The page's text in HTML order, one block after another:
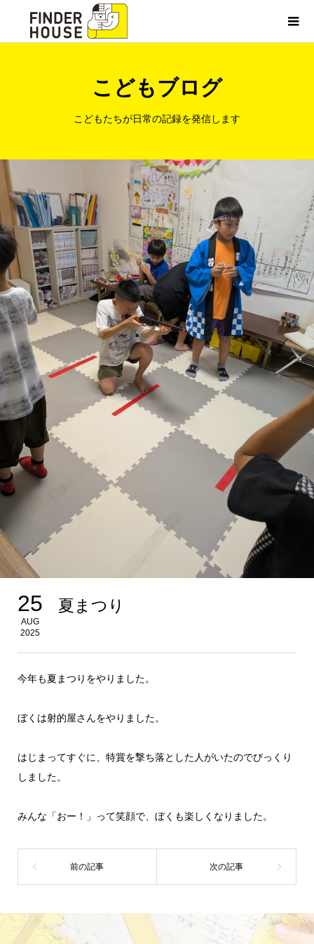
こどもブログ
こどもたちが日常の記録を発信します
25
AUG
2025
夏まつり
今年も夏まつりをやりました。
ぼくは射的屋さんをやりました。
はじまってすぐに、特賞を撃ち落とした人がいたのでびっくり
しました。
みんな「おー！」って笑顔で、ぼくも楽しくなりました。